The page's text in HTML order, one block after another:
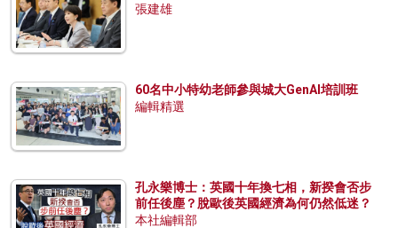
張建雄
60名中小特幼老師參與城大GenAI培訓班
編輯精選
孔永樂博士：英國十年換七相，新揆會否步
前任後塵？脫歐後英國經濟為何仍然低迷？
本社編輯部